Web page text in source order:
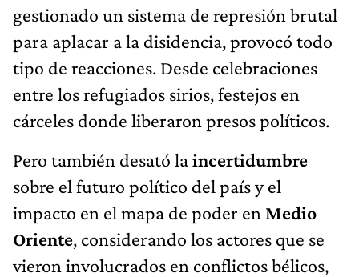
gestionado un sistema de represión brutal
para aplacar a la disidencia, provocó todo
tipo de reacciones. Desde celebraciones
entre los refugiados sirios, festejos en
cárceles donde liberaron presos políticos.
Pero también desató laincertidumbre
sobre el futuro político del país y el
impacto en el mapa de poder en Medio
Oriente, considerando los actores que se
vieron involucrados en conflictos bélicos,